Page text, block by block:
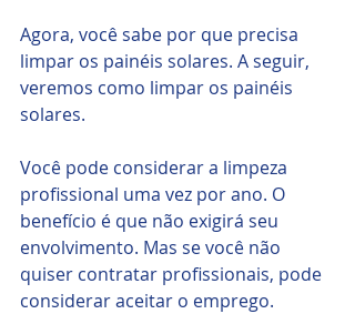
Agora, você sabe por que precisa
limpar os painéis solares. A seguir,
veremos como limpar os painéis
solares.
Você pode considerar a limpeza
profissional uma vez por ano. O
benefício é que não exigirá seu
envolvimento. Mas se você não
quiser contratar profissionais, pode
considerar aceitar o emprego.